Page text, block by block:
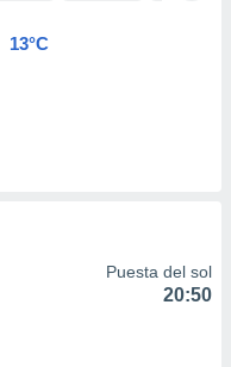
13°C
Puesta del sol
20:50